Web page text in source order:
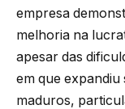
empresa
melhoria na
apesar das
em que
maduros,